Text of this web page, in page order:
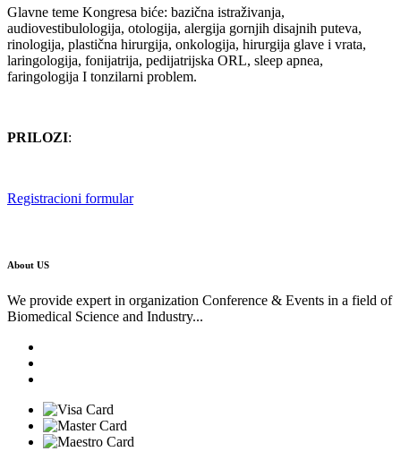
Glavne teme Kongresa biće: bazična istraživanja,
audiovestibulologija, otologija, alergija gornjih disajnih puteva,
rinologija, plastična hirurgija, onkologija, hirurgija glave i vrata,
laringologija, fonijatrija, pedijatrijska ORL, sleep apnea,
faringologija I tonzilarni problem.
PRILOZI:
Registracioni formular
About US
We provide expert in organization Conference & Events in a field of
Biomedical Science and Industry...